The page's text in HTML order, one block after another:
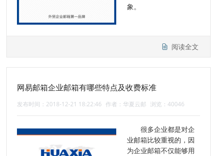
象。
阅读全文
网易邮箱企业邮箱有哪些特点及收费标准
发布时间：2018-12-21 18:22:46 作者：华夏云邮 浏览：40046
很多企业都是对企
业邮箱比较重视的，因
为企业邮箱不仅能够用